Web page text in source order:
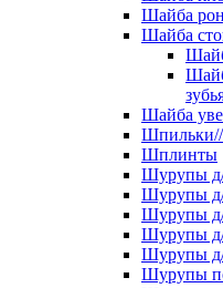
Шайба
Шайба
Шайба
Шплинты
Шурупы д/
Шурупы д/
Шурупы д/
Шурупы д/
Шурупы д/
Шурупы